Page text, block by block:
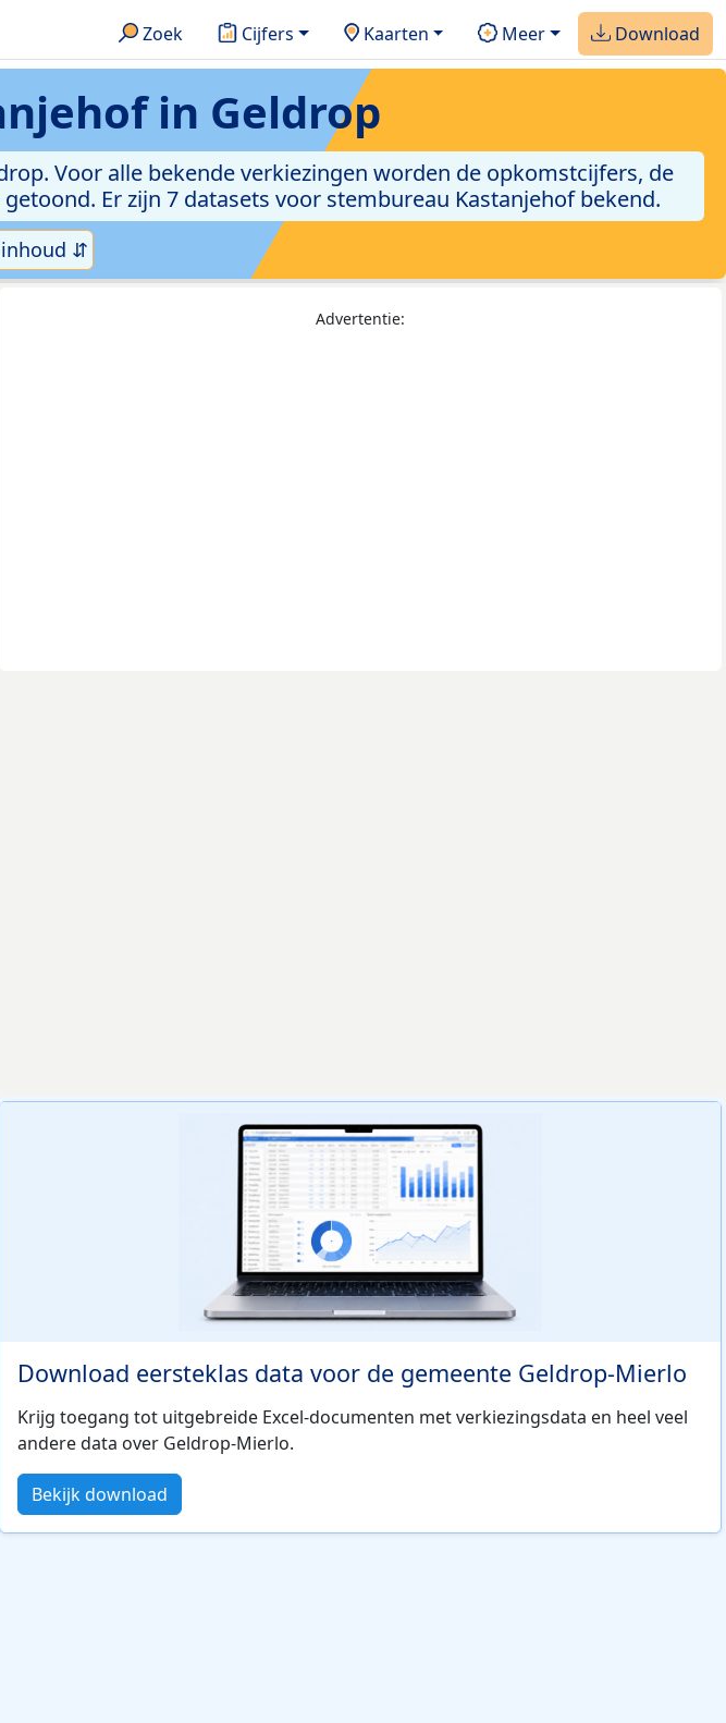
Zoek Cijfers Kaarten Meer Download
in Geldrop
Voor alle bekende verkiezingen worden de opkomstcijfers, de
Er zijn 7 datasets voor stembureau Kastanjehof bekend.
⇵
Advertentie:
Download eersteklas data voor de gemeente Geldrop-Mierlo
Krijg toegang tot uitgebreide Excel-documenten met verkiezingsdata en heel veel
andere data over Geldrop-Mierlo.
Bekijk download